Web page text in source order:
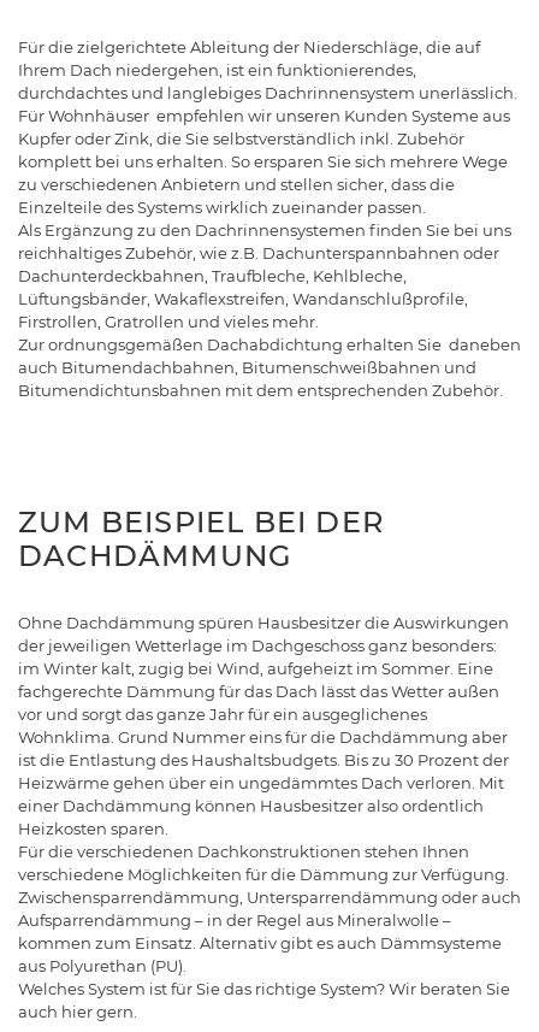
Für die zielgerichtete Ableitung der Niederschläge, die auf
Ihrem Dach niedergehen, ist ein funktionierendes,
durchdachtes und langlebiges Dachrinnensystem unerlässlich.
Für Wohnhäuser empfehlen wir unseren Kunden Systeme aus
Kupfer oder Zink, die Sie selbstverständlich inkl. Zubehör
komplett bei uns erhalten. So ersparen Sie sich mehrere Wege
zu verschiedenen Anbietern und stellen sicher, dass die
Einzelteile des Systems wirklich zueinander passen.
Als Ergänzung zu den Dachrinnensystemen finden Sie bei uns
reichhaltiges Zubehör, wie z.B. Dachunterspannbahnen oder
Dachunterdeckbahnen, Traufbleche, Kehlbleche,
Lüftungsbänder, Wakaflexstreifen, Wandanschlußprofile,
Firstrollen, Gratrollen und vieles mehr.
Zur ordnungsgemäßen Dachabdichtung erhalten Sie daneben
auch Bitumendachbahnen, Bitumenschweißbahnen und
Bitumendichtunsbahnen mit dem entsprechenden Zubehör.
ZUM BEISPIEL BEI DER
DACHDÄMMUNG
Ohne Dachdämmung spüren Hausbesitzer die Auswirkungen
der jeweiligen Wetterlage im Dachgeschoss ganz besonders:
im Winter kalt, zugig bei Wind, aufgeheizt im Sommer. Eine
fachgerechte Dämmung für das Dach lässt das Wetter außen
vor und sorgt das ganze Jahr für ein ausgeglichenes
Wohnklima. Grund Nummer eins für die Dachdämmung aber
ist die Entlastung des Haushaltsbudgets. Bis zu 30 Prozent der
Heizwärme gehen über ein ungedämmtes Dach verloren. Mit
einer Dachdämmung können Hausbesitzer also ordentlich
Heizkosten sparen.
Für die verschiedenen Dachkonstruktionen stehen Ihnen
verschiedene Möglichkeiten für die Dämmung zur Verfügung.
Zwischensparrendämmung, Untersparrendämmung oder auch
Aufsparrendämmung – in der Regel aus Mineralwolle –
kommen zum Einsatz. Alternativ gibt es auch Dämmsysteme
aus Polyurethan (PU).
Welches System ist für Sie das richtige System? Wir beraten Sie
auch hier gern.